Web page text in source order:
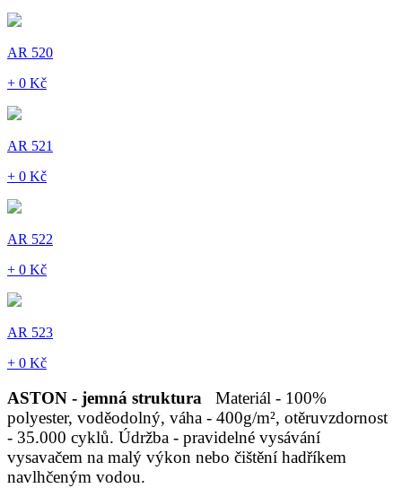
AR 520
+ 0 Kč
AR 521
+ 0 Kč
AR 522
+ 0 Kč
AR 523
+ 0 Kč
ASTON - jemná struktura
Materiál - 100%
polyester, voděodolný, váha - 400g/m², otěruvzdornost
- 35.000 cyklů. Údržba - pravidelné vysávání
vysavačem na malý výkon nebo čištění hadříkem
navlhčeným vodou.